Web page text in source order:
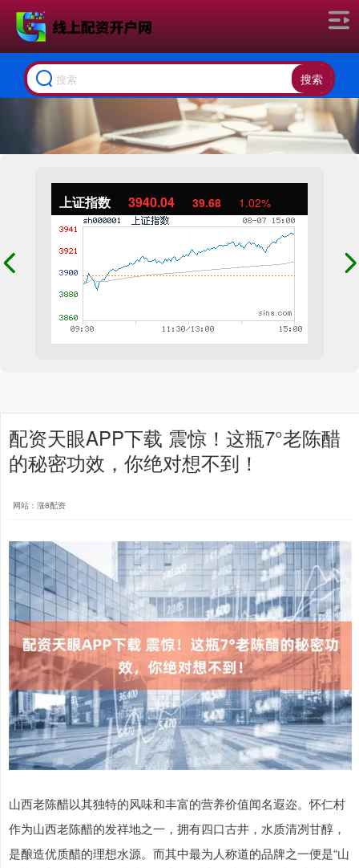
搜索
上证指数 3940.04 39.68 1.02%
配资天眼APP下载 震惊！这瓶7°老陈醋
的秘密功效，你绝对想不到！
网站：涨8配资
山西老陈醋以其独特的风味和丰富的营养价值闻名遐迩。怀仁村
作为山西老陈醋的发祥地之一，拥有四口古井，水质清冽甘醇，
是酿造优质醋的理想水源。而其中最为人称道的品牌之一便是“山